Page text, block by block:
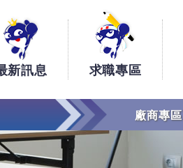
資訊整合平台
新訊息 求職專區
廠商專區